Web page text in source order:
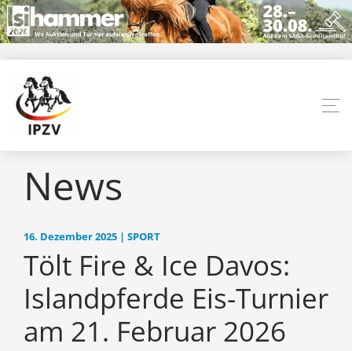
News
16. Dezember 2025 | SPORT
Tölt Fire & Ice Davos:
Islandpferde Eis-Turnier
am 21. Februar 2026